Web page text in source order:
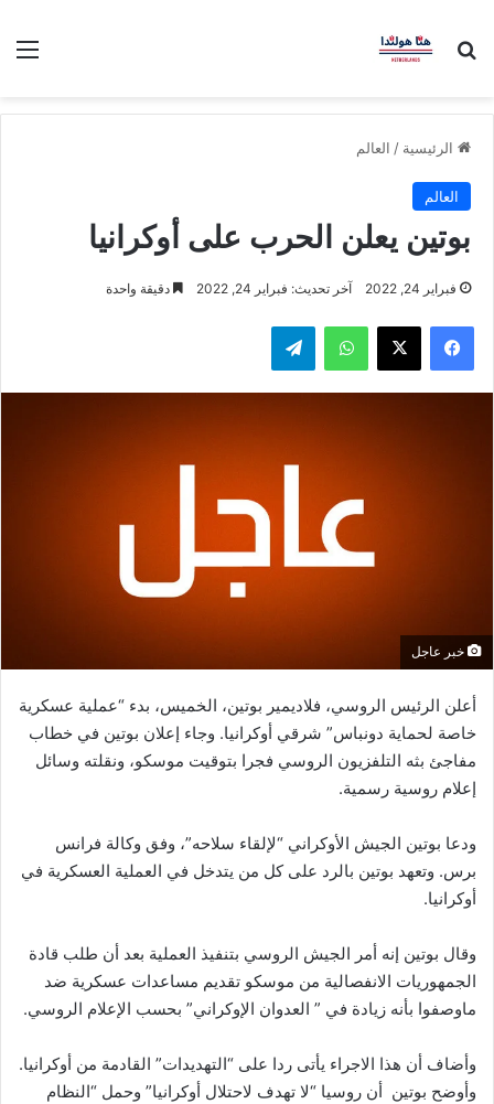
بحث عن
الرئيسية / العالم
العالم
بوتين يعلن الحرب على أوكرانيا
فبراير 24, 2022 آخر تحديث: فبراير 24, 2022 دقيقة واحدة
فيسبوك ‫X واتساب تيلقرام
خبر عاجل
أعلن الرئيس الروسي، فلاديمير بوتين، الخميس، بدء “عملية عسكرية
خاصة لحماية دونباس” شرقي أوكرانيا. وجاء إعلان بوتين في خطاب
مفاجئ بثه التلفزيون الروسي فجرا بتوقيت موسكو، ونقلته وسائل
إعلام روسية رسمية.
ودعا بوتين الجيش الأوكراني “لإلقاء سلاحه”، وفق وكالة فرانس
برس. وتعهد بوتين بالرد على كل من يتدخل في العملية العسكرية في
أوكرانيا.
وقال بوتين إنه أمر الجيش الروسي بتنفيذ العملية بعد أن طلب قادة
الجمهوريات الانفصالية من موسكو تقديم مساعدات عسكرية ضد
ماوصفوا بأنه زيادة في ” العدوان الإوكراني” بحسب الإعلام الروسي.
وأضاف أن هذا الاجراء يأتى ردا على “التهديدات” القادمة من أوكرانيا.
وأوضح بوتين أن روسيا “لا تهدف لاحتلال أوكرانيا” وحمل “النظام